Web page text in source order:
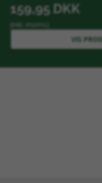
159,95 DKK
(inkl. moms)
VIS